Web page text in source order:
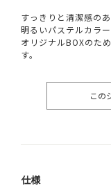
すっきりと清潔感の
明るいパステルカラ
オリジナルBOXのた
す。
この
仕様